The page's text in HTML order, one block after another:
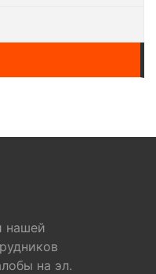
нашей
на эл.